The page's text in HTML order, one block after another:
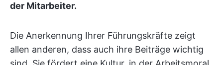
der Mitarbeiter.
Die Anerkennung Ihrer Führungskräfte zeigt
allen anderen, dass auch ihre Beiträge wichtig